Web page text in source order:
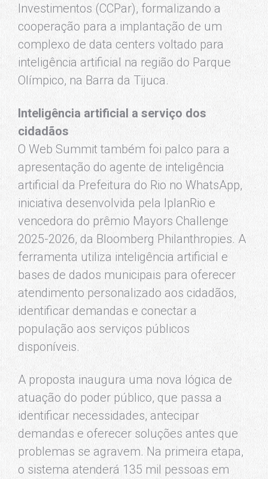
Investimentos (CCPar), formalizando a
cooperação para a implantação de um
complexo de data centers voltado para
inteligência artificial na região do Parque
Olímpico, na Barra da Tijuca.
Inteligência artificial a serviço dos
cidadãos
O Web Summit também foi palco para a
apresentação do agente de inteligência
artificial da Prefeitura do Rio no WhatsApp,
iniciativa desenvolvida pela IplanRio e
vencedora do prêmio Mayors Challenge
2025-2026, da Bloomberg Philanthropies. A
ferramenta utiliza inteligência artificial e
bases de dados municipais para oferecer
atendimento personalizado aos cidadãos,
identificar demandas e conectar a
população aos serviços públicos
disponíveis.
A proposta inaugura uma nova lógica de
atuação do poder público, que passa a
identificar necessidades, antecipar
demandas e oferecer soluções antes que
problemas se agravem. Na primeira etapa,
o sistema atenderá 135 mil pessoas em